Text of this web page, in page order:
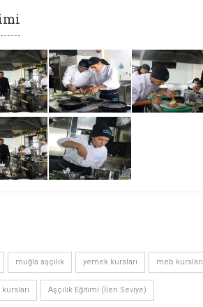
muğla aşçılık yemek kursları meb kursları
Aşçılık Eğitimi (İleri Seviye)